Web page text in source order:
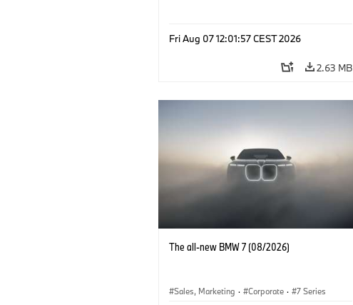
Fri Aug 07 12:01:57 CEST 2026
2.63 MB
The all-new BMW 7 (08/2026)
Sales, Marketing · Corporate · 7 Series